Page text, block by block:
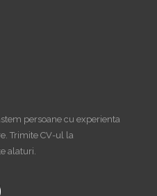
persoane cu experienta
Trimite CV-ul la
alaturi.